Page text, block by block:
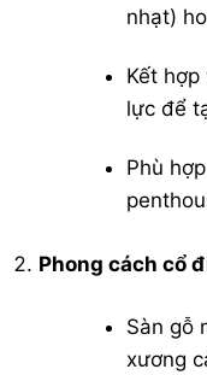
nhạt)
Kết
lực để
Phù
Phong cách cổ
Sàn gỗ
xương